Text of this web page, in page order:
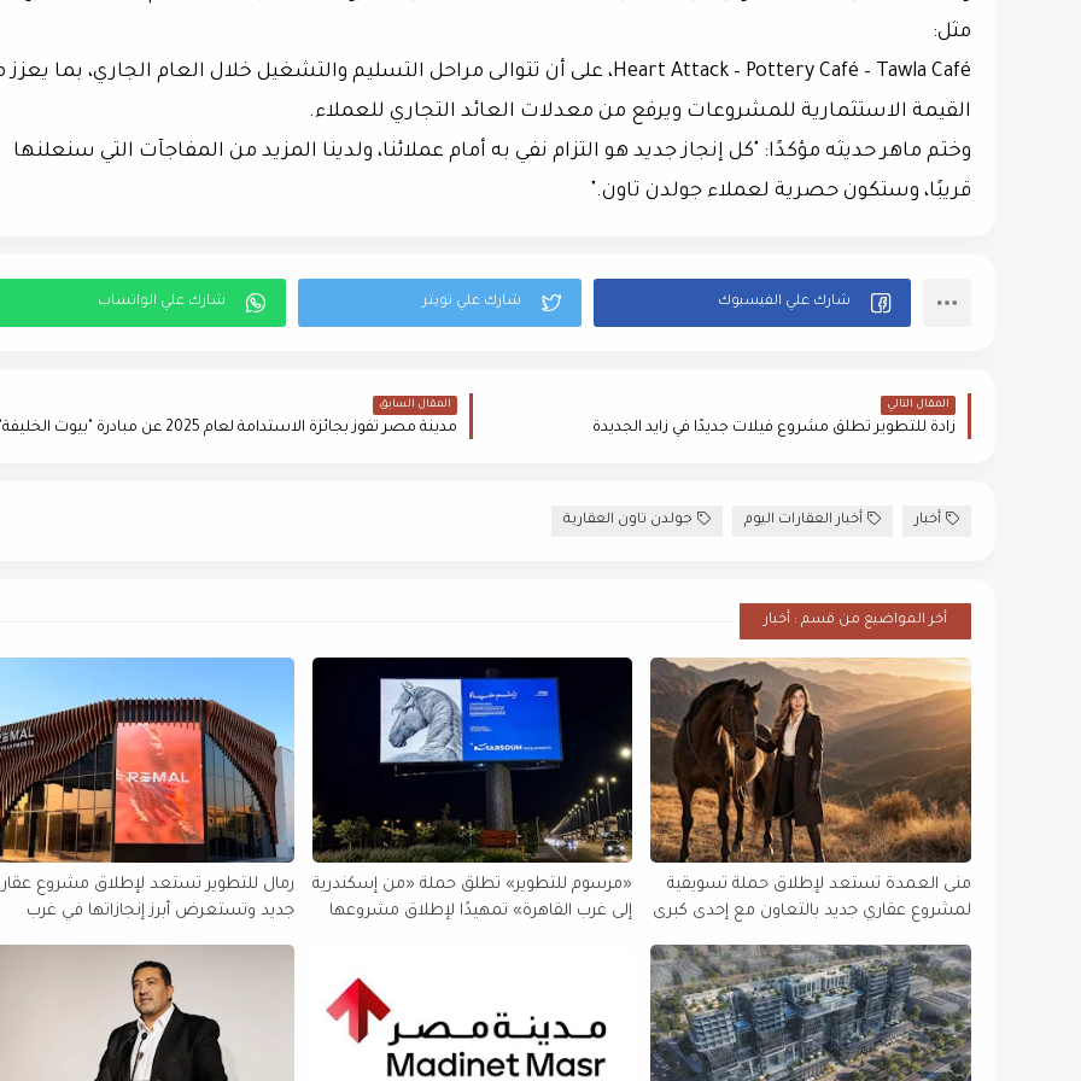
مثل:
Heart Attack – Pottery Café – Tawla Café، على أن تتوالى مراحل التسليم والتشغيل خلال العام الجاري، بما
القيمة الاستثمارية للمشروعات ويرفع من معدلات العائد التجاري للعملاء.
وختم ماهر حديثه مؤكدًا: "كل إنجاز جديد هو التزام نفي به أمام عملائنا، ولدينا المزيد من المفاجآت التي سنعلنها
قريبًا، وستكون حصرية لعملاء جولدن تاون."
المقال التالي
زادة للتطوير تطلق مشروع فيلات جديدًا في زايد الجديدة
المقال السابق
مدينة مصر تفوز بجائزة الاستدامة لعام 2025 عن مبادرة "بيوت الخليفة"
أخبار أخبار العقارات اليوم جولدن تاون العقارية
أخر المواضيع من قسم : أخبار
منى العمدة تستعد لإطلاق حملة تسويقية
لمشروع عقاري جديد بالتعاون مع إحدى كبرى
«مرسوم للتطوير» تطلق حملة «من إسكندرية
إلى غرب القاهرة» تمهيدًا لإطلاق مشروعها
رمال للتطوير تستعد لإطلاق مشروع
جديد وتستعرض أبرز إنجازاتها في غرب